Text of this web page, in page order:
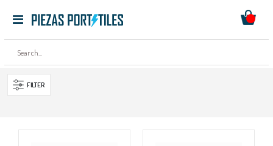
Toggle
FILTER